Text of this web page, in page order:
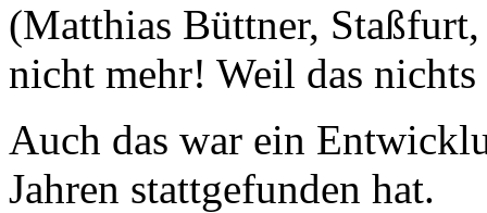
(Matthias Büttner,
nicht mehr! Weil das
Auch das war ein
Jahren stattgefunden hat.